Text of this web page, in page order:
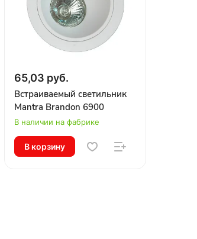
65,03 руб.
Встраиваемый светильник
Mantra Brandon 6900
В наличии на фабрике
В корзину